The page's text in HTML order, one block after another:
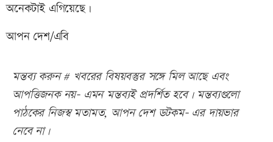
অনেকটাই এগিয়েছে।
আপন দেশ/এবি
মন্তব্য করুন # খবরের বিষয়বস্তুর সঙ্গে মিল আছে এবং
আপত্তিজনক নয়- এমন মন্তব্যই প্রদর্শিত হবে। মন্তব্যগুলো
পাঠকের নিজস্ব মতামত, আপন দেশ ডটকম- এর দায়ভার
নেবে না।